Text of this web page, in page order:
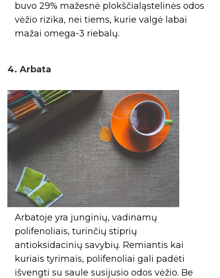
buvo 29% mažesnė plokščialąstelinės odos
vėžio rizika, nei tiems, kurie valgė labai
mažai omega-3 riebalų.
4. Arbata
Arbatoje yra junginių, vadinamų
polifenoliais, turinčių stiprių
antioksidacinių savybių. Remiantis kai
kuriais tyrimais, polifenoliai gali padėti
išvengti su saule susijusio odos vėžio. Be